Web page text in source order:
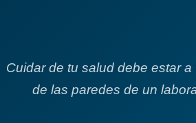
Cuidar de tu salud debe estar
de las paredes de un